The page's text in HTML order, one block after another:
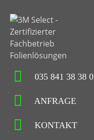
035 841 38 38 0
ANFRAGE
KONTAKT